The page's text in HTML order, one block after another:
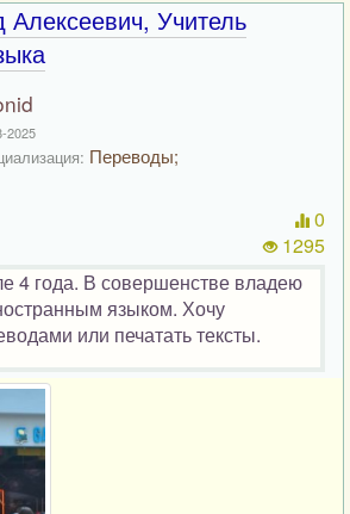
Учитель
2025
Переводы;
0
1295
4 года. В совершенстве владею
языком. Хочу
или печатать тексты.